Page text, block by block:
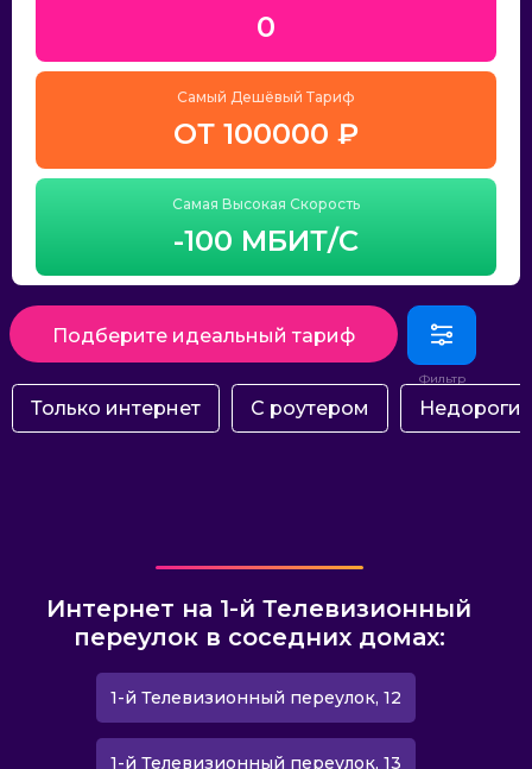
0
Самый Дешёвый Тариф
ОТ 100000 ₽
Самая Высокая Скорость
-100 МБИТ/С
Подберите идеальный тариф
Только интернет С роутером Недорогие
Интернет на 1-й Телевизионный
переулок в соседних домах:
1-й Телевизионный переулок, 12
1-й Телевизионный переулок, 13